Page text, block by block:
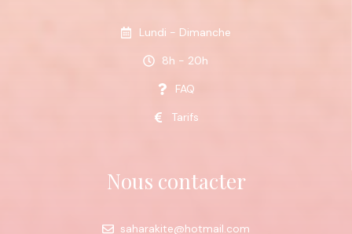
Lundi - Dimanche
8h - 20h
FAQ
Tarifs
Nous contacter
saharakite@hotmail.com